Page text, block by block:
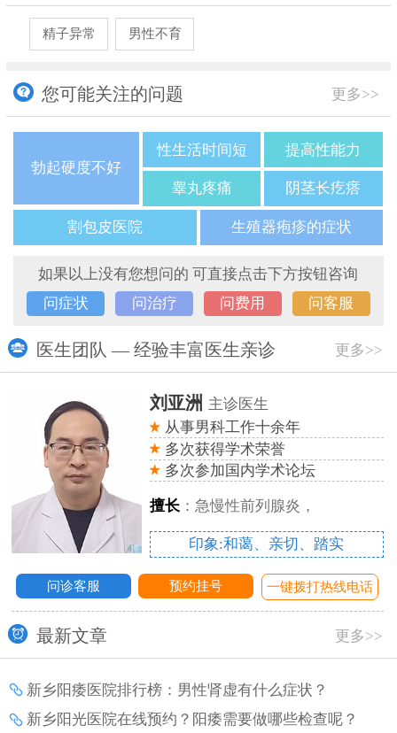
精子异常 男性不育
您可能关注的问题 更多>>
勃起硬度不好
性生活时间短 提高性能力
睾丸疼痛 阴茎长疙瘩
割包皮医院 生殖器疱疹的症状
如果以上没有您想问的 可直接点击下方按钮咨询
问症状
问治疗 问费用 问客服
医生团队 — 经验丰富医生亲诊 更多>>
刘亚洲 主诊医生
从事男科工作十余年
多次获得学术荣誉
多次参加国内学术论坛
擅长：急慢性前列腺炎，
印象:和蔼、亲切、踏实
问诊客服 预约挂号 一键拨打热线电话
最新文章 更多>>
新乡阳痿医院排行榜：男性肾虚有什么症状？
新乡阳光医院在线预约？阳痿需要做哪些检查呢？